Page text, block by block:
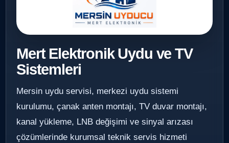
Mert Elektronik Uydu ve TV
Sistemleri
Mersin uydu servisi, merkezi uydu sistemi
kurulumu, çanak anten montajı, TV duvar montajı,
kanal yükleme, LNB değişimi ve sinyal arızası
çözümlerinde kurumsal teknik servis hizmeti